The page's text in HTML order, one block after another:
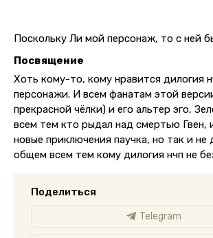
Поскольку Ли мой персонаж, то с ней
Посвящение
Хоть кому-то, кому нравится дилогия
персонажи. И всем фанатам этой
прекрасной чёлки) и его альтер эго,
всем тем кто рыдал над смертью Гвен,
новые приключения паучка, но так и не
общем всем тем кому дилогия нчп не
Поделиться
Telegram